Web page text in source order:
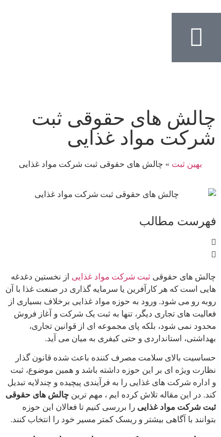
چالش های حقوقی ثبت
شرکت مواد غذایی
بهین ثبت » چالش های حقوقی ثبت شرکت مواد غذایی
فهرست مطالب
چالش های حقوقی ثبت شرکت مواد غذایی از نخستین دغدغه
هایی است که هر کارآفرین یا سرمایه گذاری در صنعت غذا با آن
روبه رو می شود. ورود به حوزه مواد غذایی برخلاف بسیاری از
فعالیت های تجاری دیگر، تنها به ثبت یک شرکت و آغاز فروش
محدود نمی شود، بلکه پای مجموعه ای از قوانین تجاری،
بهداشتی، استانداردی و حتی کیفری به میان می آید.
حساسیت بالای سلامت مصرف کننده باعث شده قانون گذار
نظارت ویژه ای بر این حوزه داشته باشد و همین موضوع، ثبت
و اداره شرکت های غذایی را به فرآیندی پیچیده و چندلایه تبدیل
کند. در این مقاله تلاش کرده ایم ، مهم ترین چالش های حقوقی
ثبت شرکت مواد غذایی را بررسی کنیم تا فعالان این حوزه
بتوانند با آگاهی بیشتر و ریسک کمتر مسیر خود را انتخاب کنند.